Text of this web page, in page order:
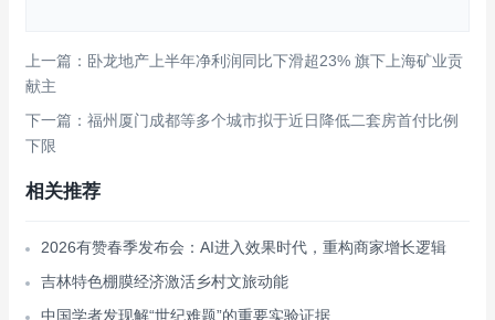
上一篇：卧龙地产上半年净利润同比下滑超23% 旗下上海矿业贡
献主
下一篇：福州厦门成都等多个城市拟于近日降低二套房首付比例
下限
相关推荐
2026有赞春季发布会：AI进入效果时代，重构商家增长逻辑
吉林特色棚膜经济激活乡村文旅动能
中国学者发现解“世纪难题”的重要实验证据